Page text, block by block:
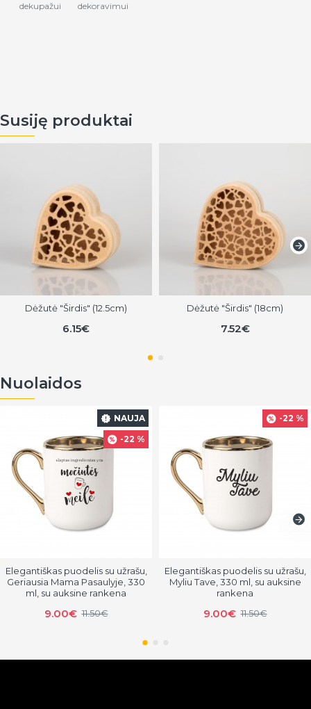
dekupažui
dekoravimui
Susiję produktai
Dėžutė "Širdis" (12.5cm)
6.15€
Dėžutė "Širdis" (18cm)
7.52€
Nuolaidos
NAUJA
-22 %
Elegantiškas puodelis su užrašu,
Geriausia Mama Pasaulyje, 330
ml, su auksine rankena
9.00€ 11.50€
-22 %
Elegantiškas puodelis su užrašu,
Myliu Tave, 330 ml, su auksine
rankena
9.00€ 11.50€